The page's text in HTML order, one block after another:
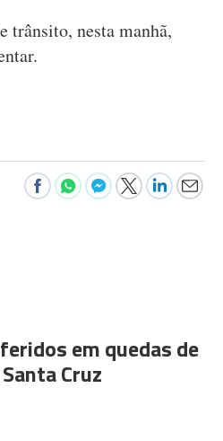
trânsito, nesta manhã,
em quedas de
Cruz